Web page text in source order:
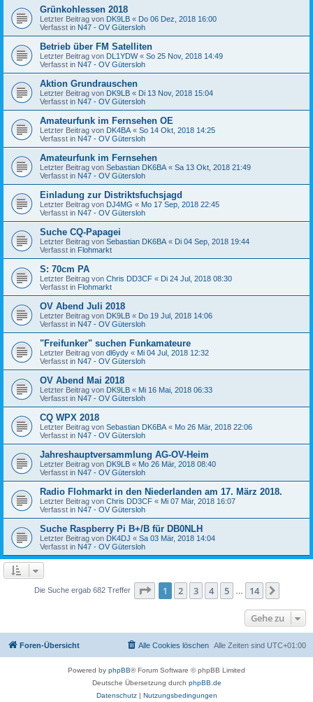
Grünkohlessen 2018
Letzter Beitrag von DK9LB « Do 06 Dez, 2018 16:00
Verfasst in N47 - OV Gütersloh
Betrieb über FM Satelliten
Letzter Beitrag von DL1YDW« So 25 Nov, 2018 14:49
Verfasst in N47 - OV Gütersloh
Aktion Grundrauschen
Letzter Beitrag von DK9LB « Di 13 Nov, 2018 15:04
Verfasst in N47 - OV Gütersloh
Amateurfunk im Fernsehen OE
Letzter Beitrag von DK4BA « So 14 Okt, 2018 14:25
Verfasst in N47 - OV Gütersloh
Amateurfunk im Fernsehen
Letzter Beitrag von Sebastian DK6BA « Sa 13 Okt, 2018 21:49
Verfasst in N47 - OV Gütersloh
Einladung zur Distriktsfuchsjagd
Letzter Beitrag von DJ4MG « Mo 17 Sep, 2018 22:45
Verfasst in N47 - OV Gütersloh
Suche CQ-Papagei
Letzter Beitrag von Sebastian DK6BA « Di 04 Sep, 2018 19:44
Verfasst in Flohmarkt
S: 70cm PA
Letzter Beitrag von Chris DD3CF « Di 24 Jul, 2018 08:30
Verfasst in Flohmarkt
OV Abend Juli 2018
Letzter Beitrag von DK9LB « Do 19 Jul, 2018 14:06
Verfasst in N47 - OV Gütersloh
"Freifunker" suchen Funkamateure
Letzter Beitrag von dl6ydy « Mi 04 Jul, 2018 12:32
Verfasst in N47 - OV Gütersloh
OV Abend Mai 2018
Letzter Beitrag von DK9LB « Mi 16 Mai, 2018 06:33
Verfasst in N47 - OV Gütersloh
CQ WPX 2018
Letzter Beitrag von Sebastian DK6BA « Mo 26 Mär, 2018 22:06
Verfasst in N47 - OV Gütersloh
Jahreshauptversammlung AG-OV-Heim
Letzter Beitrag von DK9LB « Mo 26 Mär, 2018 08:40
Verfasst in N47 - OV Gütersloh
Radio Flohmarkt in den Niederlanden am 17. März 2018.
Letzter Beitrag von Chris DD3CF « Mi 07 Mär, 2018 16:07
Verfasst in N47 - OV Gütersloh
Suche Raspberry Pi B+/B für DB0NLH
Letzter Beitrag von DK4DJ « Sa 03 Mär, 2018 14:04
Verfasst in N47 - OV Gütersloh
Die Suche ergab 682 Treffer Seite 1von 14
1 2 3 4 5 14
Gehe zu
Foren-Übersicht Alle Zeiten sind UTC+01:00
Alle Cookies löschen
Powered by phpBB® Forum Software © phpBB Limited
Deutsche Übersetzung durch phpBB.de
Datenschutz| Nutzungsbedingungen